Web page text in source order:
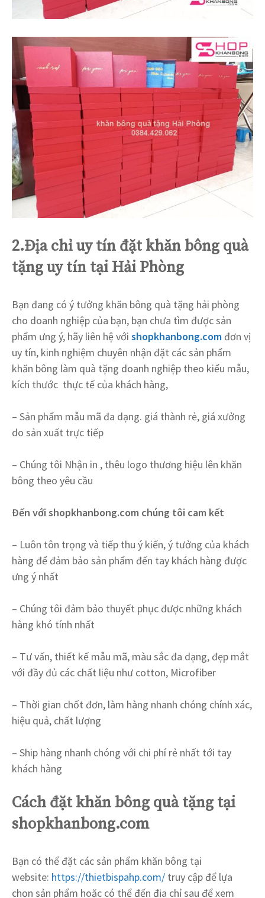
2.Địa chỉ uy tín đặt khăn bông quà
tặng uy tín tại Hải Phòng
Bạn đang có ý tưởng khăn bông quà tặng hải phòng
cho doanh nghiệp của bạn, bạn chưa tìm được sản
phẩm ưng ý, hãy liên hệ với shopkhanbong.com đơn vị
uy tín, kinh nghiệm chuyên nhận đặt các sản phẩm
khăn bông làm quà tặng doanh nghiệp theo kiểu mẫu,
kích thước thực tế của khách hàng,
– Sản phẩm mẫu mã đa dạng. giá thành rẻ, giá xưởng
do sản xuất trực tiếp
– Chúng tôi Nhận in , thêu logo thương hiệu lên khăn
bông theo yêu cầu
Đến với shopkhanbong.com chúng tôi cam kết
– Luôn tôn trọng và tiếp thu ý kiến, ý tưởng của khách
hàng để đảm bảo sản phẩm đến tay khách hàng được
ưng ý nhất
– Chúng tôi đảm bảo thuyết phục được những khách
hàng khó tính nhất
– Tư vấn, thiết kế mẫu mã, màu sắc đa dạng, đẹp mắt
với đầy đủ các chất liệu như cotton, Microfiber
– Thời gian chốt đơn, làm hàng nhanh chóng chính xác,
hiệu quả, chất lượng
– Ship hàng nhanh chóng với chi phí rẻ nhất tới tay
khách hàng
Cách đặt khăn bông quà tặng tại
shopkhanbong.com
Bạn có thể đặt các sản phẩm khăn bông tại
website: https://thietbispahp.com/ truy cập để lựa
chọn sản phẩm hoặc có thể đến địa chỉ sau để xem